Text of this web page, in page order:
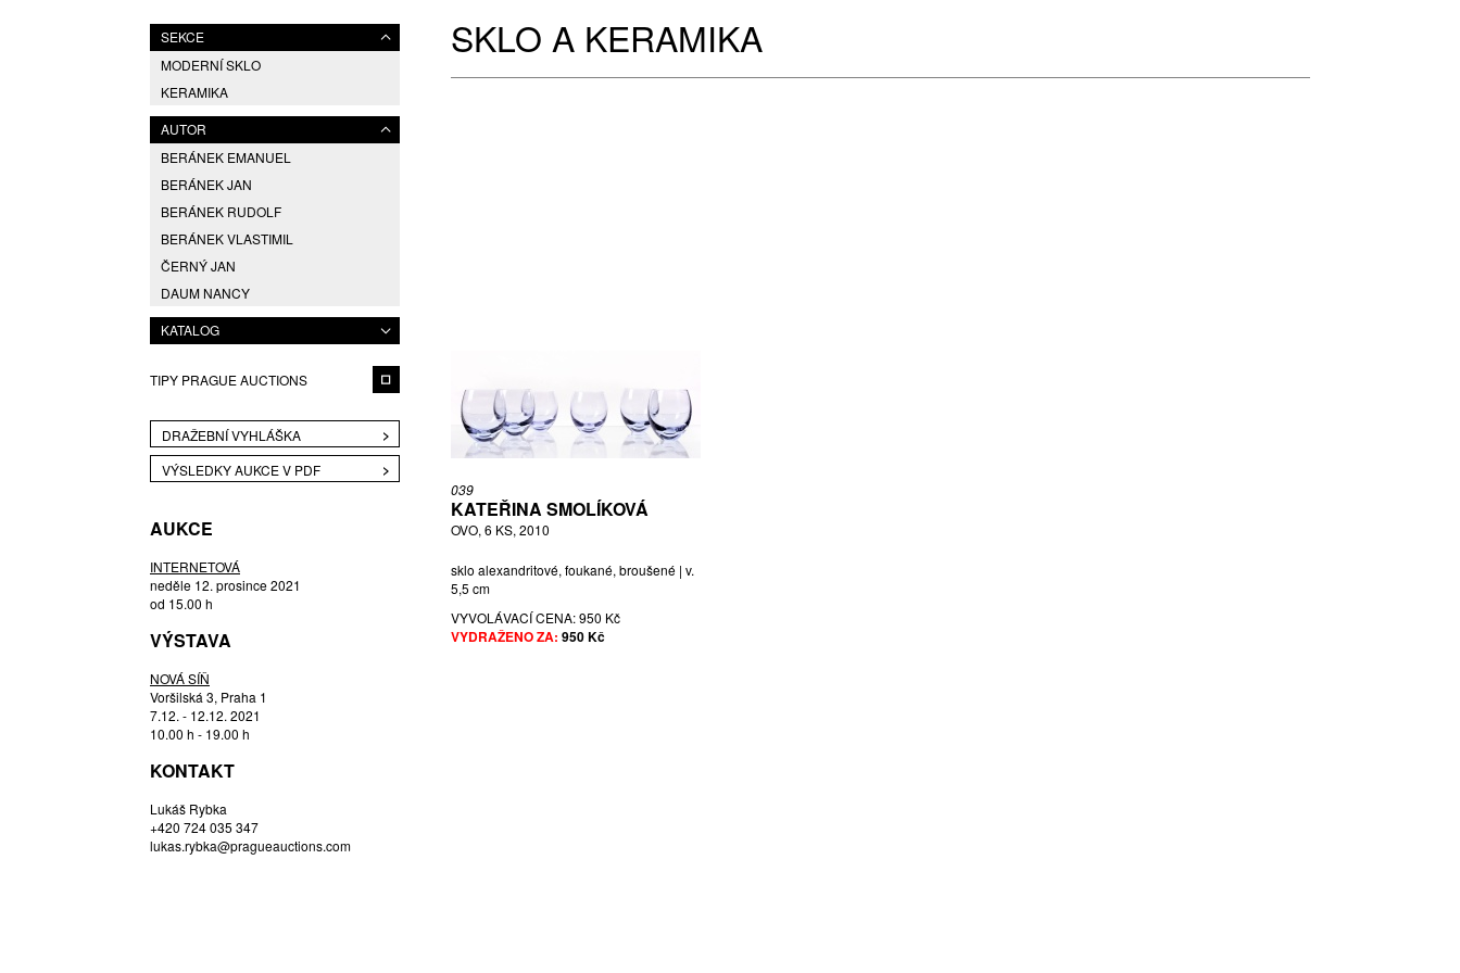
SEKCE
MODERNÍ SKLO
KERAMIKA
AUTOR
BERÁNEK EMANUEL
BERÁNEK JAN
BERÁNEK RUDOLF
BERÁNEK VLASTIMIL
ČERNÝ JAN
DAUM NANCY
DAVID, PŘIPSÁNO VLADIMÍR
EXNAR JAN
FOREJTOVÁ JITKA
GABRHEL JAN
HANDL MILAN
HELLSTEN LARS
HONZÍK STANISLAV
HONZÍK ST. STANISLAV
HORA PETR
JANKŮ MILOSLAV
JEŽEK PAVEL
JOSEF BÁRTA JAROSLAV BRYCHTA
(1895 - 1971),
KAREL JIŘÍ
KOTÍK JAN
LAUDA JAN
LEGRAS
KATALOG
TIPY PRAGUE AUCTIONS
DRAŽEBNÍ VYHLÁŠKA
VÝSLEDKY AUKCE V PDF
AUKCE
INTERNETOVÁ
neděle 12. prosince 2021
od 15.00 h
VÝSTAVA
NOVÁ SÍŇ
Voršilská 3, Praha 1
7.12. - 12.12. 2021
10.00 h - 19.00 h
KONTAKT
Lukáš Rybka
+420 724 035 347
lukas.rybka@pragueauctions.com
SKLO A KERAMIKA
039
KATEŘINA SMOLÍKOVÁ
OVO, 6 KS, 2010
sklo alexandritové, foukané, broušené | v.
5,5 cm
VYVOLÁVACÍ CENA:950 Kč
VYDRAŽENO ZA: 950 Kč